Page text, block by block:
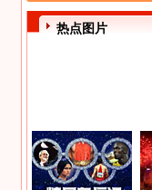
热点图片